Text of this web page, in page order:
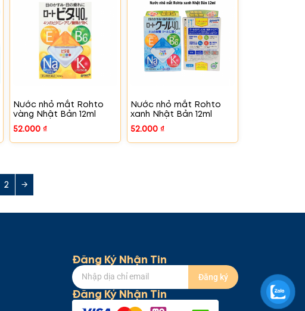
Nước nhỏ mắt Rohto
vàng Nhật Bản 12ml
52.000 ₫
Nước nhỏ mắt Rohto
xanh Nhật Bản 12ml
52.000 ₫
2 →
Đăng Ký Nhận Tin
Đăng ký
Đăng Ký Nhận Tin